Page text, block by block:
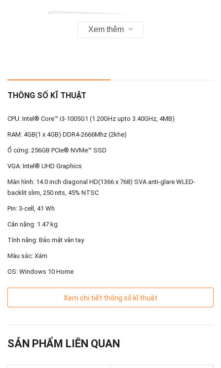
Hiệu năng
các ứng dụng mượt mà với bộ vi xử lý Intel® Core™ i3-
1005G1 cùng bộ nhớ 4GB(1 x 4GB) DDR4-2666Mhz, ổ cứng
256GB PCIe® NVMe™ SSD. Với cấu hình này, bạn có thể
chỉnh sửa ảnh, video, chạy các chương trình đồ họa và chơi
những tựa game nhẹ nhàng yêu thích.
Ngoài ra, máy trang bị card đồ họa Intel® UHD Graphics tăng
cường khả năng làm đồ họa, chơi game phổ thông.
Xem thêm
THÔNG SỐ KĨ THUẬT
CPU: Intel® Core™ i3-1005G1 (1.20GHz upto 3.40GHz, 4MB)
RAM: 4GB(1 x 4GB) DDR4-2666Mhz (2khe)
Ổ cứng: 256GB PCIe® NVMe™ SSD
VGA: Intel® UHD Graphics
Màn hình: 14.0 inch diagonal HD(1366 x 768) SVA anti-glare WLED-
backlit slim, 250 nits, 45% NTSC
Pin: 3-cell, 41 Wh
Cân nặng: 1.47 kg
Tính năng: Bảo mật vân tay
Màu sắc: Xám
OS: Windows 10 Home
Xem chi tiết thông số kĩ thuật
SẢN PHẨM LIÊN QUAN